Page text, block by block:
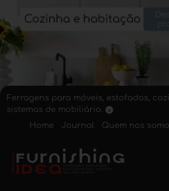
Ferragens para móveis, estofados,
sistemas de mobiliário.
Home
Journal Quem nos